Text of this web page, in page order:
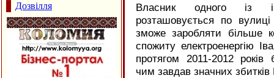
Дозвілля
Власник одного із
розташовується по
зможе заробляти більше
спожиту електроенергію
протягом 2011-2012 років
чим завдав значних